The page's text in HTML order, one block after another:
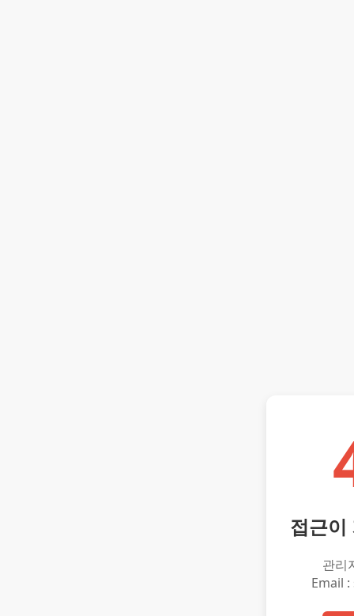
접근이
관리
Email